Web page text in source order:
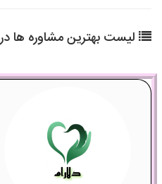
لیست بهترین مشاوره ها